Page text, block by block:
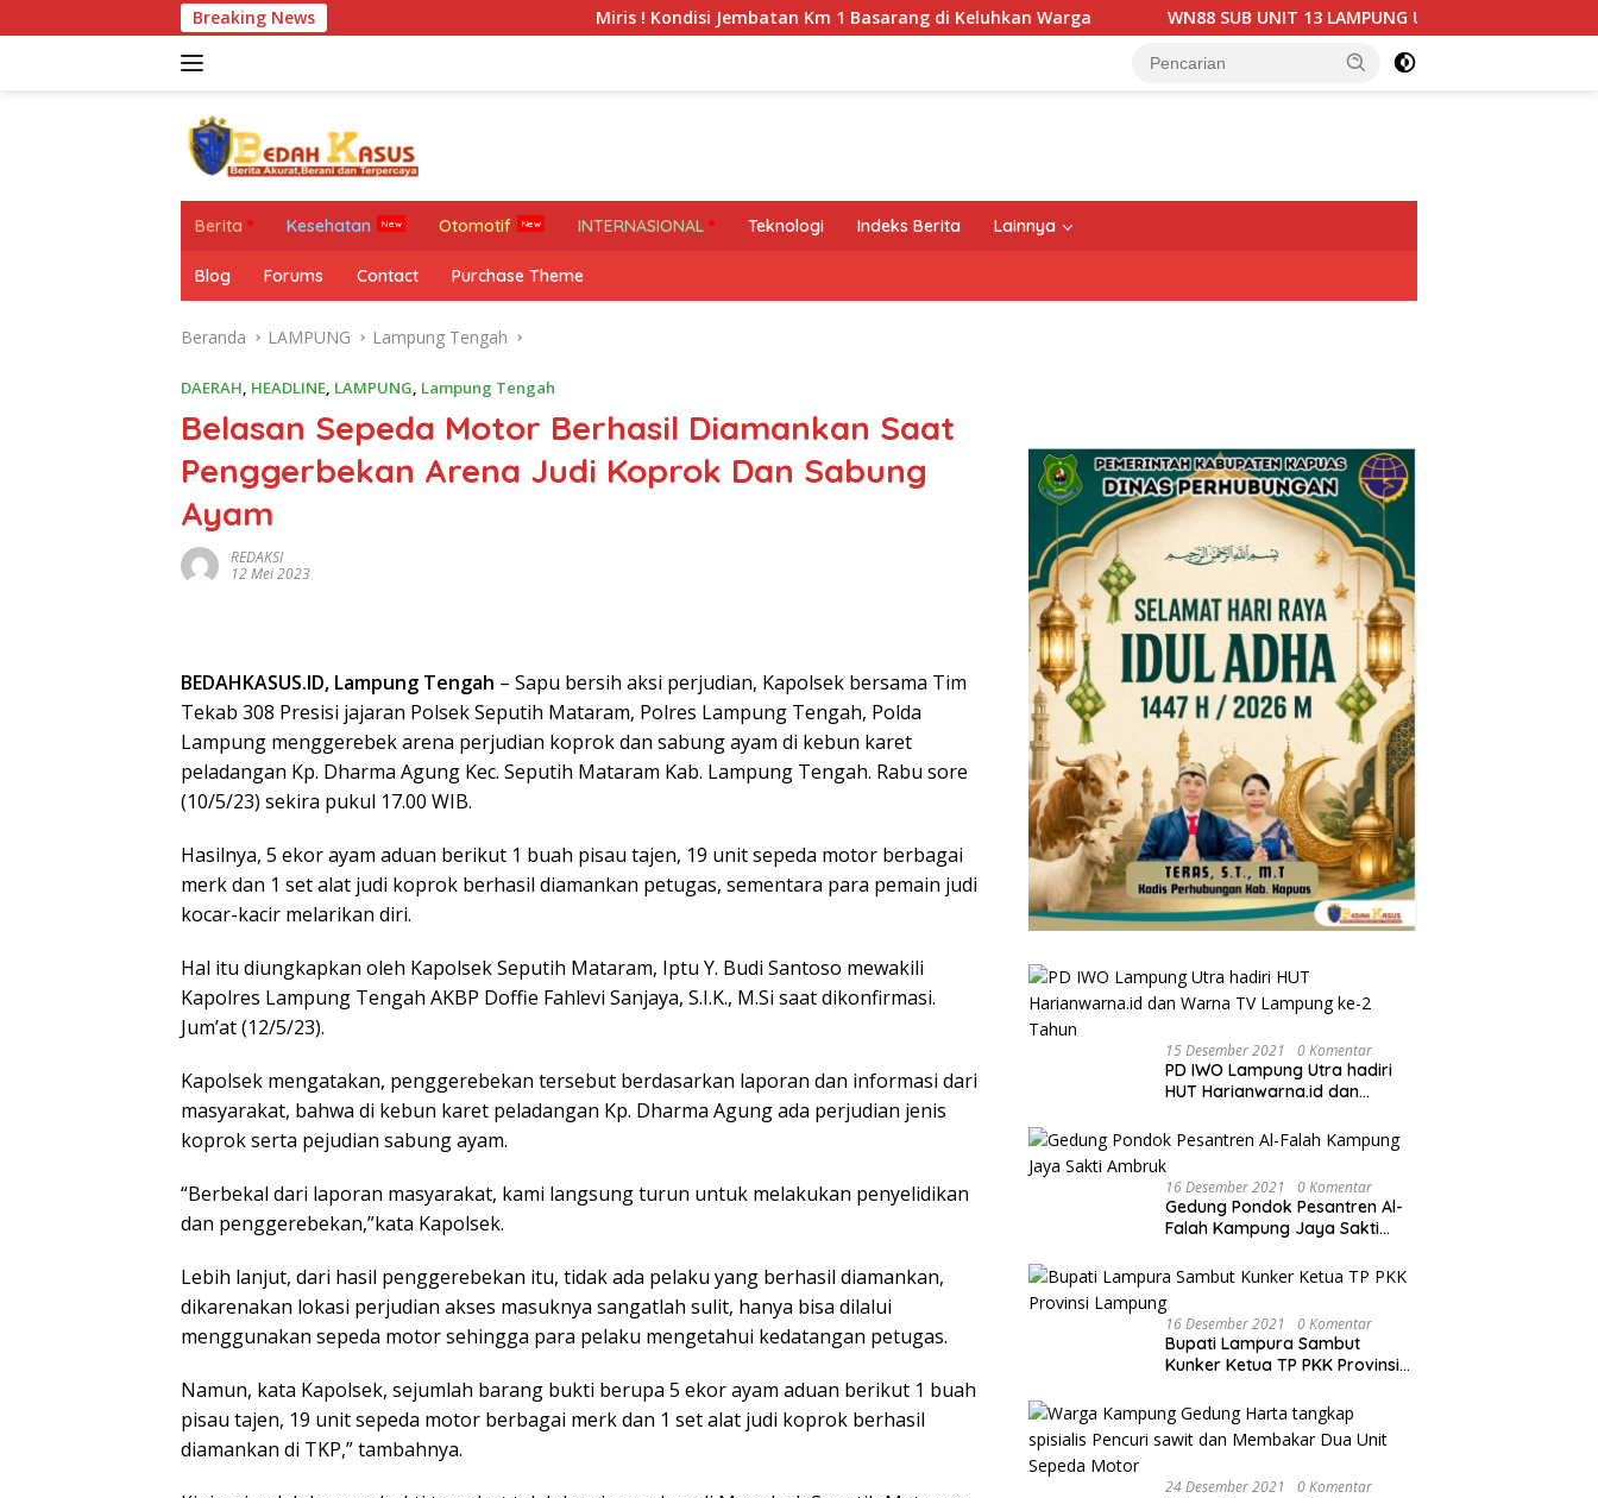
ke
Breaking News Miris ! Kondisi Jembatan Km 1 Basarang di Keluhkan Warga WN88 SUB UNIT 13 LAMPUNG UTARA GELAR RAPAT KOORDINASI
Berita Kesehatan Otomotif INTERNASIONAL Teknologi Indeks Berita Lainnya
Blog Forums Contact Purchase Theme
Beranda LAMPUNG Lampung Tengah
DAERAH, HEADLINE, LAMPUNG, Lampung Tengah
Belasan Sepeda Motor Berhasil Diamankan Saat
Penggerbekan Arena Judi Koprok Dan Sabung
Ayam
REDAKSI
12 Mei 2023
BEDAHKASUS.ID, Lampung Tengah – Sapu bersih aksi perjudian, Kapolsek bersama Tim
Tekab 308 Presisi jajaran Polsek Seputih Mataram, Polres Lampung Tengah, Polda
Lampung menggerebek arena perjudian koprok dan sabung ayam di kebun karet
peladangan Kp. Dharma Agung Kec. Seputih Mataram Kab. Lampung Tengah. Rabu sore
(10/5/23) sekira pukul 17.00 WIB.
Hasilnya, 5 ekor ayam aduan berikut 1 buah pisau tajen, 19 unit sepeda motor berbagai
merk dan 1 set alat judi koprok berhasil diamankan petugas, sementara para pemain judi
kocar-kacir melarikan diri.
Hal itu diungkapkan oleh Kapolsek Seputih Mataram, Iptu Y. Budi Santoso mewakili
Kapolres Lampung Tengah AKBP Doffie Fahlevi Sanjaya, S.I.K., M.Si saat dikonfirmasi.
Jum’at (12/5/23).
Kapolsek mengatakan, penggerebekan tersebut berdasarkan laporan dan informasi dari
masyarakat, bahwa di kebun karet peladangan Kp. Dharma Agung ada perjudian jenis
koprok serta pejudian sabung ayam.
“Berbekal dari laporan masyarakat, kami langsung turun untuk melakukan penyelidikan
dan penggerebekan,”kata Kapolsek.
Lebih lanjut, dari hasil penggerebekan itu, tidak ada pelaku yang berhasil diamankan,
dikarenakan lokasi perjudian akses masuknya sangatlah sulit, hanya bisa dilalui
menggunakan sepeda motor sehingga para pelaku mengetahui kedatangan petugas.
Namun, kata Kapolsek, sejumlah barang bukti berupa 5 ekor ayam aduan berikut 1 buah
pisau tajen, 19 unit sepeda motor berbagai merk dan 1 set alat judi koprok berhasil
diamankan di TKP,” tambahnya.
15 Desember 2021 0 Komentar
PD IWO Lampung Utra hadiri
HUT Harianwarna.id dan
Tahun
16 Desember 2021 0 Komentar
Gedung Pondok Pesantren Al-
Falah Kampung Jaya Sakti
16 Desember 2021 0 Komentar
Bupati Lampura Sambut
Kunker Ketua TP PKK Provinsi
24 Desember 2021 0 Komentar